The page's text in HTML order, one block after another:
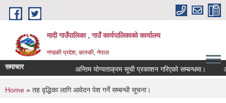
Skip to main content
मादी गाउँपालिका , गाउँ कार्यपालिकाको कार्यालय
गण्डकी प्रदेश, कास्की, नेपाल
समाचार अन्तिम योग्यताक्रम सूची प्रकाशन गरिएको सम्बन्धमा।
You are here
Home » तह वृद्धिका लागि आवेदन पेश गर्ने सम्बन्धी सूचना।